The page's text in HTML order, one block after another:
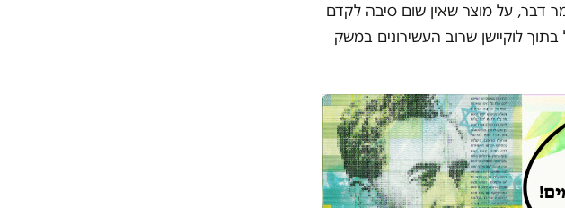
דבר, על מוצר שאין שום סיבה לקדם
לוקיישן שרוב העשירונים במשק